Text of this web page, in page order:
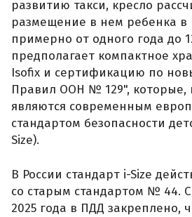
развитию такси, кресло
размещение в нем ребенка в
примерно от одного года до
предполагает компактное
Isofix и сертификацию по
Правил ООН № 129", которые,
являются современным
стандартом безопасности
Size).
В России стандарт i-Size
со старым стандартом № 44. С
2025 года в ПДД закреплено,